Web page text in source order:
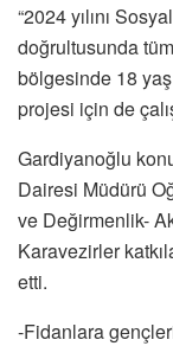
“2024 yılını
doğrultusunda
bölgesinde 18
projesi için de
Gardiyanoğlu
Dairesi Müdürü
ve Değirmenlik-
Karavezirler
etti.
-Fidanlara